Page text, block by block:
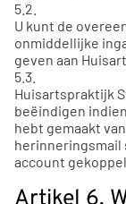
5.2.
U kunt de
onmiddellijke
geven aan
5.3.
Huisartspraktijk
beëindigen
hebt gemaakt
herinneringsmail
account